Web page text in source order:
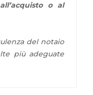
all’acquisto o al
del notaio
più adeguate